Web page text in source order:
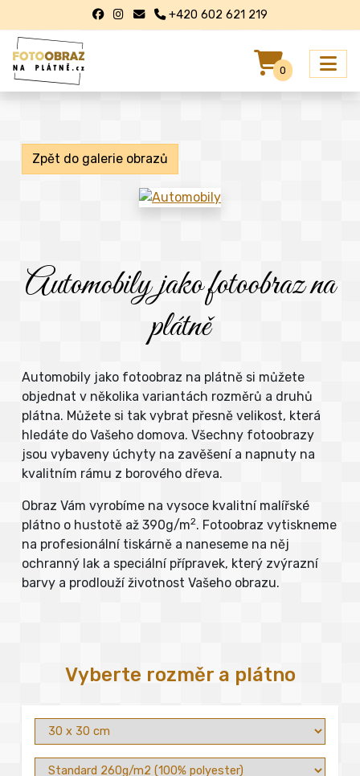
+420 602 621 219
0
Zpět do galerie obrazů
Automobily jako fotoobraz na
plátně
Automobily jako fotoobraz na plátně si můžete
objednat v několika variantách rozměrů a druhů
plátna. Můžete si tak vybrat přesně velikost, která
hledáte do Vašeho domova. Všechny fotoobrazy
jsou vybaveny úchyty na zavěšení a napnuty na
kvalitním rámu z borového dřeva.
Obraz Vám vyrobíme na vysoce kvalitní malířské
plátno o hustotě až 390g/m2. Fotoobraz vytiskneme
na profesionální tiskárně a naneseme na něj
ochranný lak a speciální přípravek, který zvýrazní
barvy a prodlouží životnost Vašeho obrazu.
Vyberte rozměr a plátno